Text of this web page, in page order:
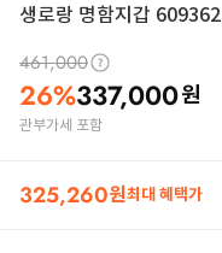
생로랑 명함지갑
461,000
26%337,000원
관부가세 포함
325,260원최대 혜택가